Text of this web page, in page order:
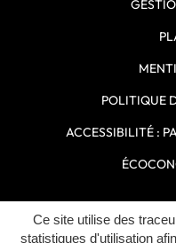
Ce site utilise des
statistiques d'utilisation
POLITIQUE
ACCESSIBILITÉ :
Site